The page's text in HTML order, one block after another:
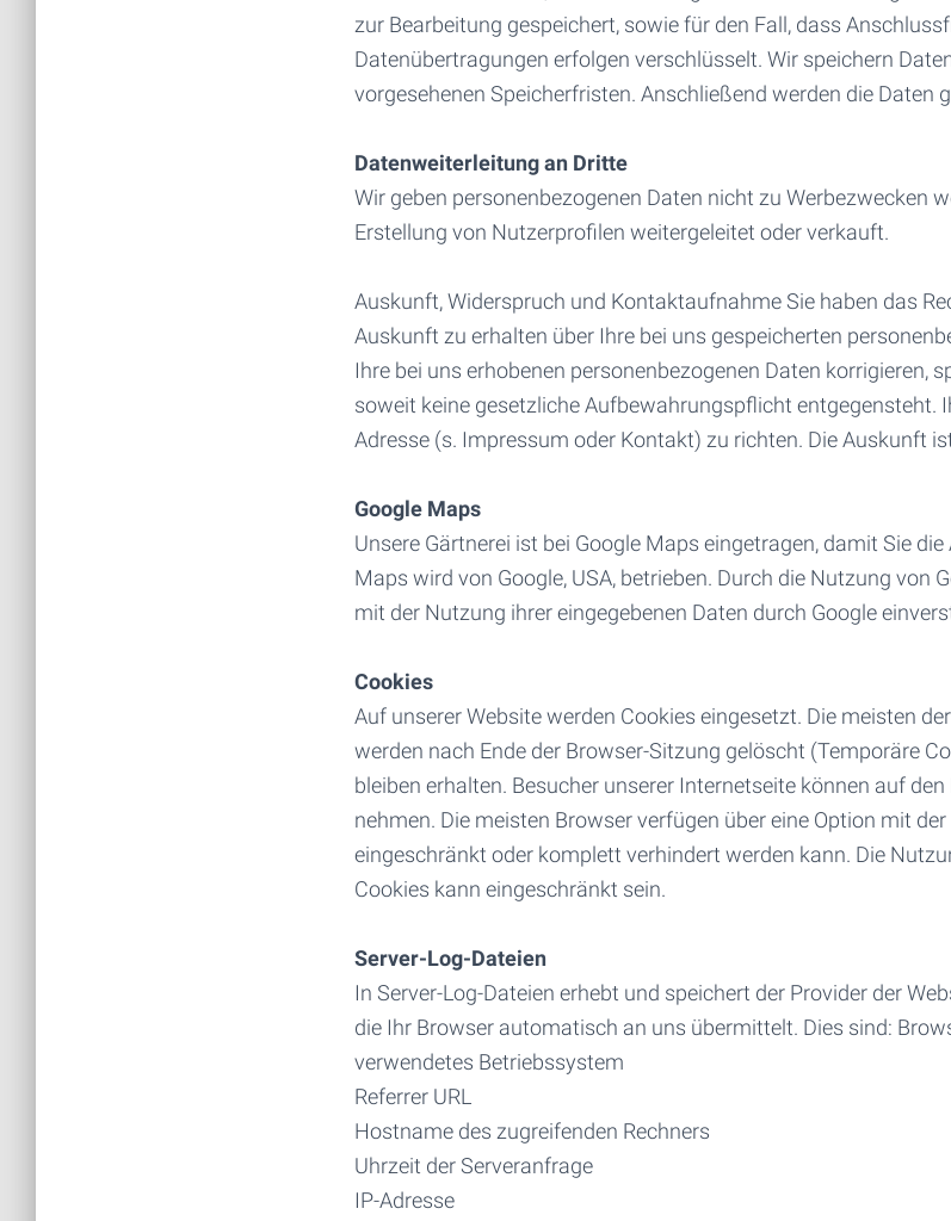
zur Bearbeitung gespeichert, sowie für den Fall, dass
Datenübertragungen erfolgen verschlüsselt. Wir speichern
vorgesehenen Speicherfristen. Anschließend werden die Daten
Datenweiterleitung an Dritte
Wir geben personenbezogenen Daten nicht zu Werbezwecken
Erstellung von Nutzerprofilen weitergeleitet oder verkauft.
Auskunft, Widerspruch und Kontaktaufnahme Sie haben das
Auskunft zu erhalten über Ihre bei uns gespeicherten
Ihre bei uns erhobenen personenbezogenen Daten korrigieren,
soweit keine gesetzliche Aufbewahrungspflicht entgegensteht.
Adresse (s. Impressum oder Kontakt) zu richten. Die Auskunft
Google Maps
Unsere Gärtnerei ist bei Google Maps eingetragen, damit Sie
Maps wird von Google, USA, betrieben. Durch die Nutzung von
mit der Nutzung ihrer eingegebenen Daten durch Google
Cookies
Auf unserer Website werden Cookies eingesetzt. Die meisten
werden nach Ende der Browser-Sitzung gelöscht (Temporäre
bleiben erhalten. Besucher unserer Internetseite können auf
nehmen. Die meisten Browser verfügen über eine Option mit
eingeschränkt oder komplett verhindert werden kann. Die
Cookies kann eingeschränkt sein.
Server-Log-Dateien
In Server-Log-Dateien erhebt und speichert der Provider der
die Ihr Browser automatisch an uns übermittelt. Dies sind:
verwendetes Betriebssystem
Referrer URL
Hostname des zugreifenden Rechners
Uhrzeit der Serveranfrage
IP-Adresse